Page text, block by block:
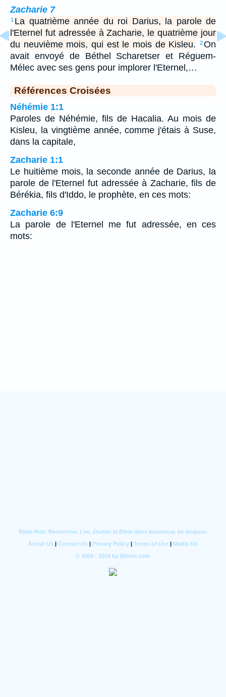
Zacharie 7
1 La quatrième année du roi Darius, la parole de
l'Eternel fut adressée à Zacharie, le quatrième jour
du neuvième mois, qui est le mois de Kisleu.
2On
avait envoyé de Béthel Scharetser et Réguem-
Mélec avec ses gens pour implorer l'Eternel,…
Références Croisées
Néhémie 1:1
Paroles de Néhémie, fils de Hacalia. Au mois de
Kisleu, la vingtième année, comme j'étais à Suse,
dans la capitale,
Zacharie 1:1
Le huitième mois, la seconde année de Darius, la
parole de l'Eternel fut adressée à Zacharie, fils de
Bérékia, fils d'Iddo, le prophète, en ces mots:
Zacharie 6:9
La parole de l'Eternel me fut adressée, en ces
mots: